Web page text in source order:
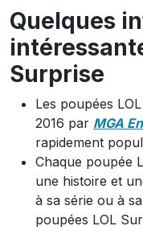
Quelques
Surprise
Les poupées
2016 par MGA
rapidement
Chaque poupée
une histoire et
à sa série ou à
poupées LOL